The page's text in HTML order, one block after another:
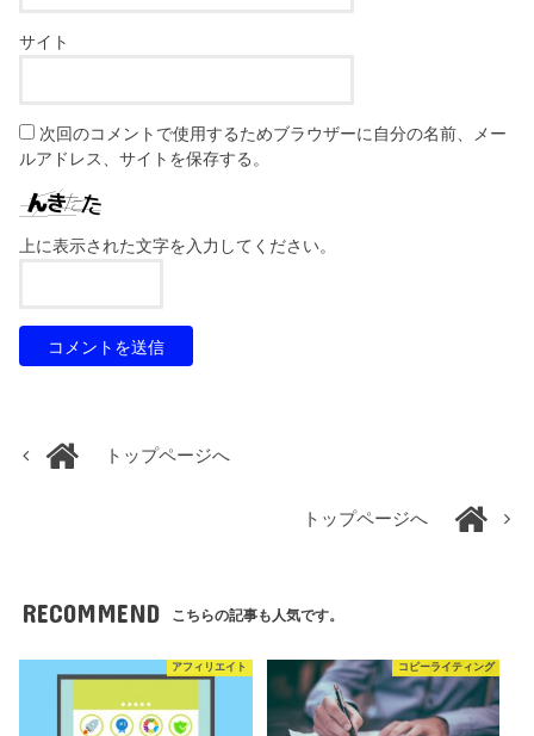
サイト
次回のコメントで使用するためブラウザーに自分の名前、メー
ルアドレス、サイトを保存する。
上に表示された文字を入力してください。
トップページへ
トップページへ
RECOMMEND こちらの記事も人気です。
アフィリエイト コピーライティング